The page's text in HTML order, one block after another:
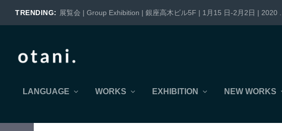
TRENDING: 展覧会 | Group Exhibition | 銀座高木ビル5F | 1月15 日-2月2日 | 2020 ...
LANGUAGE WORKS EXHIBITION NEW WORKS